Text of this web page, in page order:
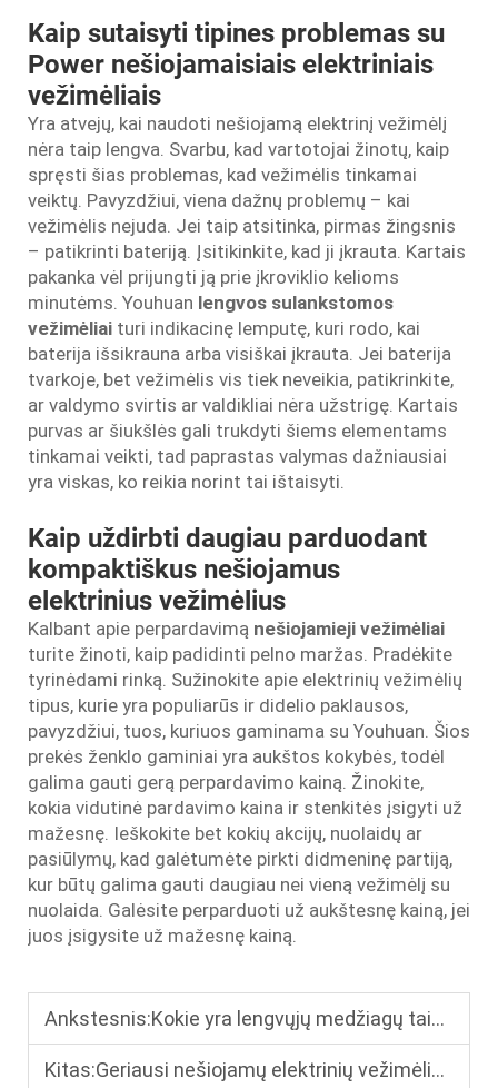
Kaip sutaisyti tipines problemas su
Power nešiojamaisiais elektriniais
vežimėliais
Yra atvejų, kai naudoti nešiojamą elektrinį vežimėlį
nėra taip lengva. Svarbu, kad vartotojai žinotų, kaip
spręsti šias problemas, kad vežimėlis tinkamai
veiktų. Pavyzdžiui, viena dažnų problemų – kai
vežimėlis nejuda. Jei taip atsitinka, pirmas žingsnis
– patikrinti bateriją. Įsitikinkite, kad ji įkrauta. Kartais
pakanka vėl prijungti ją prie įkroviklio kelioms
minutėms. Youhuan lengvos sulankstomos
vežimėliai turi indikacinę lemputę, kuri rodo, kai
baterija išsikrauna arba visiškai įkrauta. Jei baterija
tvarkoje, bet vežimėlis vis tiek neveikia, patikrinkite,
ar valdymo svirtis ar valdikliai nėra užstrigę. Kartais
purvas ar šiukšlės gali trukdyti šiems elementams
tinkamai veikti, tad paprastas valymas dažniausiai
yra viskas, ko reikia norint tai ištaisyti.
Kaip uždirbti daugiau parduodant
kompaktiškus nešiojamus
elektrinius vežimėlius
Kalbant apie perpardavimą nešiojamieji vežimėliai
turite žinoti, kaip padidinti pelno maržas. Pradėkite
tyrinėdami rinką. Sužinokite apie elektrinių vežimėlių
tipus, kurie yra populiarūs ir didelio paklausos,
pavyzdžiui, tuos, kuriuos gaminama su Youhuan. Šios
prekės ženklo gaminiai yra aukštos kokybės, todėl
galima gauti gerą perpardavimo kainą. Žinokite,
kokia vidutinė pardavimo kaina ir stenkitės įsigyti už
mažesnę. Ieškokite bet kokių akcijų, nuolaidų ar
pasiūlymų, kad galėtumėte pirkti didmeninę partiją,
kur būtų galima gauti daugiau nei vieną vežimėlį su
nuolaida. Galėsite perparduoti už aukštesnę kainą, jei
juos įsigysite už mažesnę kainą.
Ankstesnis:Kokie yra lengvųjų medžiagų taikymo perkeliamosioms elektrinėms vežimėlėms pokyčiai?
Kitas:Geriausi nešiojamų elektrinių vežimėlių apžvalgos: lengvi ir sulankstomi, puikiai tinka kelionėms